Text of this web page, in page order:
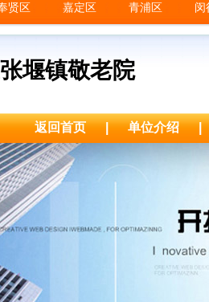
贤区 嘉定区 青浦区 闵
堰镇敬老院
返回首页 | 单位介绍 |